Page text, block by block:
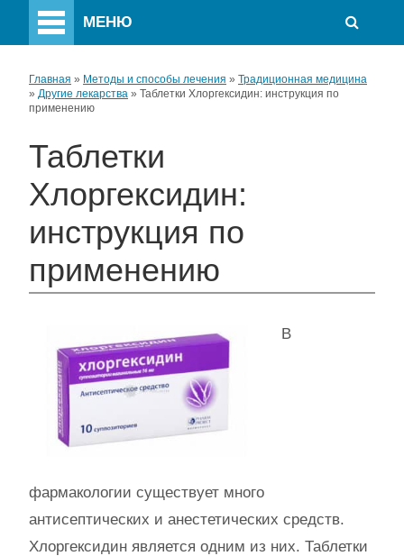
МЕНЮ
Главная » Методы и способы лечения » Традиционная медицина
» Другие лекарства » Таблетки Хлоргексидин: инструкция по
применению
Таблетки
Хлоргексидин:
инструкция по
применению
В
фармакологии существует много
антисептических и анестетических средств.
Хлоргексидин является одним из них. Таблетки